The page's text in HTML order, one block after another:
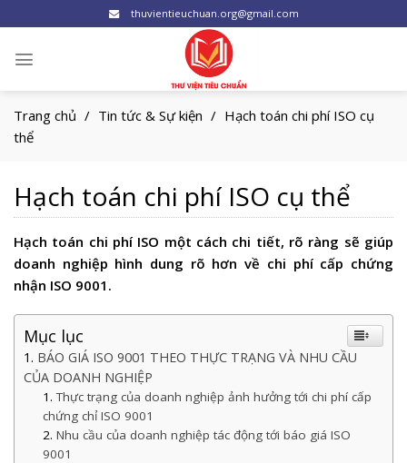
to
content
thuvientieuchuan.org@gmail.com
Trang chủ / Tin tức & Sự kiện / Hạch toán chi phí ISO cụ
thể
Hạch toán chi phí ISO cụ thể
Hạch toán chi phí ISO một cách chi tiết, rõ ràng sẽ giúp
doanh nghiệp hình dung rõ hơn về chi phí cấp chứng
nhận ISO 9001.
Mục lục
BÁO GIÁ ISO 9001 THEO THỰC TRẠNG VÀ NHU CẦU
CỦA DOANH NGHIỆP
Thực trạng của doanh nghiệp ảnh hưởng tới chi phí cấp
chứng chỉ ISO 9001
Nhu cầu của doanh nghiệp tác động tới báo giá ISO
9001